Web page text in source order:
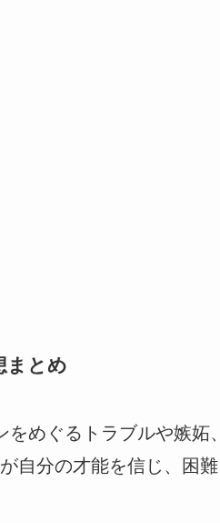
まとめ
をめぐるトラブルや嫉
自分の才能を信じ、困